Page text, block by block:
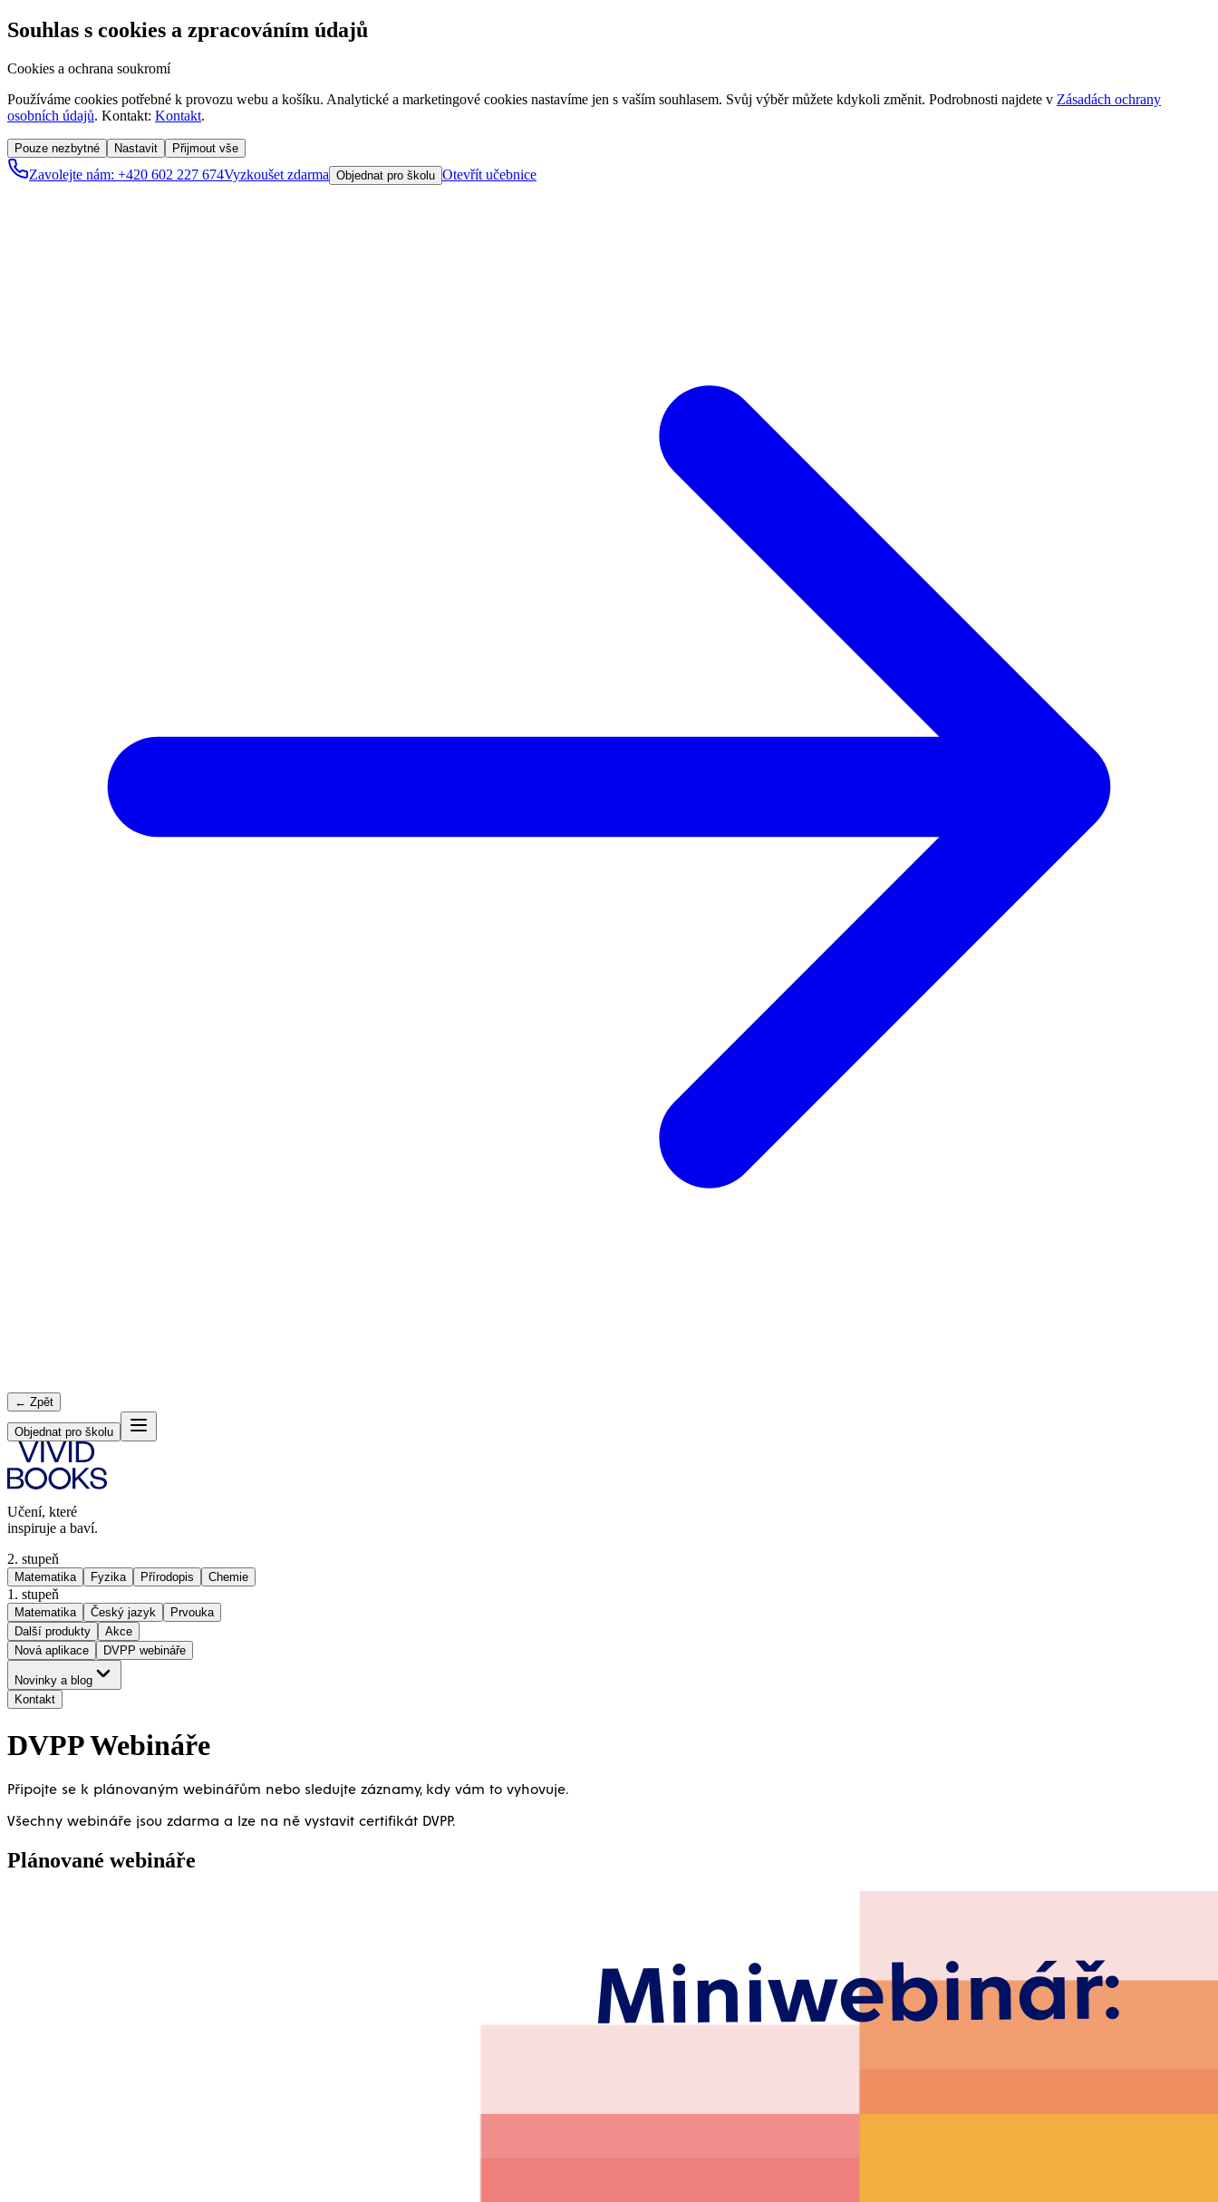
Souhlas s cookies a zpracováním údajů
Cookies a ochrana soukromí
Používáme cookies potřebné k provozu webu a košíku. Analytické a marketingové cookies nastavíme jen s vaším souhlasem. Svůj výběr můžete kdykoli změnit. Podrobnosti najdete v Zásadách ochrany
osobních údajů. Kontakt: Kontakt.
Pouze nezbytné Nastavit Přijmout vše
Zavolejte nám: +420 602 227 674Vyzkoušet zdarma Objednat pro školu Otevřít učebnice
← Zpět
Objednat pro školu
Učení, které
inspiruje a baví.
2. stupeň
Matematika Fyzika Přírodopis Chemie
1. stupeň
Matematika Český jazyk
Prvouka
Další produkty
Akce
Nová aplikace
DVPP webináře
Novinky a blog
Kontakt
DVPP Webináře
Připojte se k plánovaným webinářům nebo sledujte záznamy, kdy vám to vyhovuje.
Všechny webináře jsou zdarma a lze na ně vystavit certifikát DVPP.
Plánované webináře